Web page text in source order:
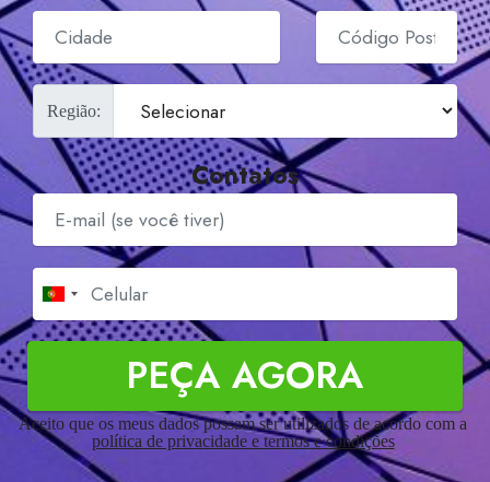
Região:
Contatos
PEÇA AGORA
Aceito que os meus dados possam ser utilizados de acordo com a
política de privacidade e termos e condições